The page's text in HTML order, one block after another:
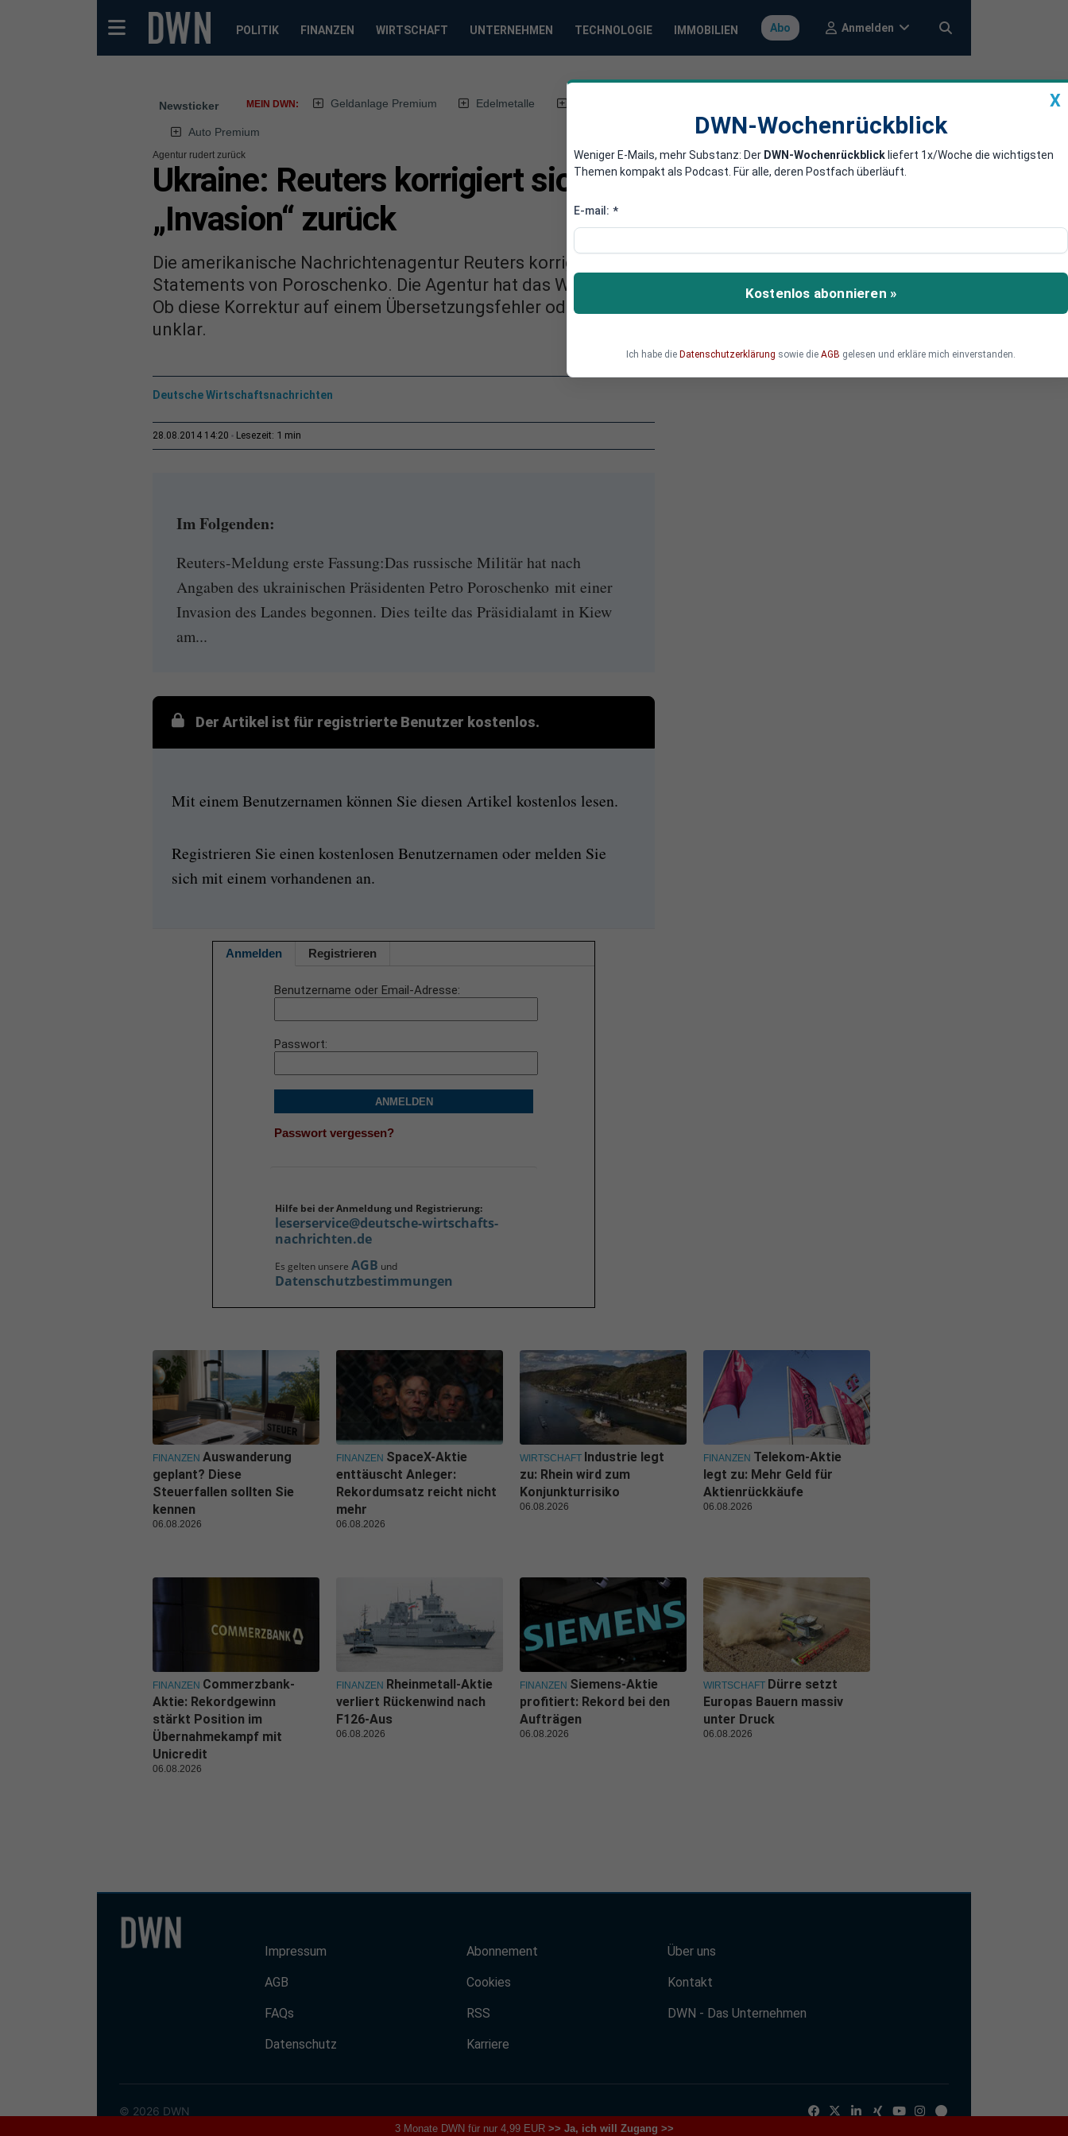
POLITIK FINANZEN WIRTSCHAFT UNTERNEHMEN TECHNOLOGIE IMMOBILIEN Abo Anmelden
Newsticker MEIN DWN: Geldanlage Premium Edelmetalle
Auto Premium
Agentur rudert zurück
Ukraine: Reuters korrigiert sich und zieht das Wort
„Invasion“ zurück
Die amerikanische Nachrichtenagentur Reuters korrigiert ihre ursprüngliche Übersetzung eines
Statements von Poroschenko. Die Agentur hat das Wort „Invasion“ aus der Meldung gestrichen.
Ob diese Korrektur auf einem Übersetzungsfehler oder einer Intervention aus Kiew beruht, ist
unklar.
Deutsche Wirtschaftsnachrichten
28.08.2014 14:20 Lesezeit: 1 min
Im Folgenden:
Reuters-Meldung erste Fassung:Das russische Militär hat nach
Angaben des ukrainischen Präsidenten Petro Poroschenko mit einer
Invasion des Landes begonnen. Dies teilte das Präsidialamt in Kiew
am...
Der Artikel ist für registrierte Benutzer kostenlos.
Mit einem Benutzernamen können Sie diesen Artikel kostenlos lesen.
Registrieren Sie einen kostenlosen Benutzernamen oder melden Sie
sich mit einem vorhandenen an.
Anmelden Registrieren
Benutzername oder Email-Adresse
Passwort
ANMELDEN
Passwort vergessen?
Hilfe bei der Anmeldung und Registrierung:
leserservice@deutsche-wirtschafts-
nachrichten.de
Es gelten unsere AGB und
Datenschutzbestimmungen
X
DWN-Wochenrückblick
Weniger E-Mails, mehr Substanz: Der DWN-Wochenrückblick liefert 1x/Woche die wichtigsten
Themen kompakt als Podcast. Für alle, deren Postfach überläuft.
E-mail: *
Kostenlos abonnieren »
Ich habe die Datenschutzerklärung sowie die AGB gelesen und erkläre mich einverstanden.
FINANZEN Auswanderung
geplant? Diese
Steuerfallen sollten Sie
kennen
06.08.2026
FINANZEN SpaceX-Aktie
enttäuscht Anleger:
Rekordumsatz reicht nicht
mehr
06.08.2026
WIRTSCHAFT Industrie legt
zu: Rhein wird zum
Konjunkturrisiko
06.08.2026
FINANZEN Telekom-Aktie
legt zu: Mehr Geld für
Aktienrückkäufe
06.08.2026
FINANZEN Commerzbank-
Aktie: Rekordgewinn
stärkt Position im
Übernahmekampf mit
Unicredit
06.08.2026
FINANZEN Rheinmetall-Aktie
verliert Rückenwind nach
F126-Aus
06.08.2026
FINANZEN Siemens-Aktie
profitiert: Rekord bei den
Aufträgen
06.08.2026
WIRTSCHAFT Dürre setzt
Europas Bauern massiv
unter Druck
06.08.2026
Impressum
AGB
FAQs
Datenschutz
Abonnement
Cookies
RSS
Karriere
Über uns
Kontakt
DWN - Das Unternehmen
© 2026 DWN
3 Monate DWN für nur 4,99 EUR>> Ja, ich will Zugang >>